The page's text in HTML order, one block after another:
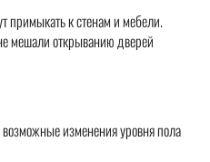
примыкать к стенам и мебели.
мешали открыванию дверей
изменения уровня пола